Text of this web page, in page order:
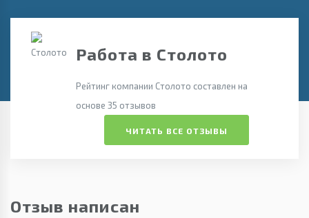
Работа в Столото
Рейтинг компании Столото составлен на
основе 35 отзывов
ЧИТАТЬ ВСЕ ОТЗЫВЫ
Отзыв написан